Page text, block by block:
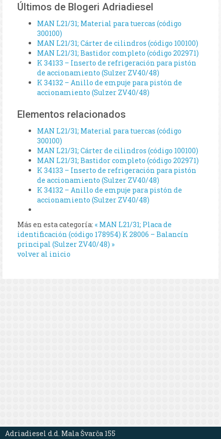
Últimos de Blogeri Adriadiesel
MAN L21/31; Material para tuercas (código
300100)
MAN L21/31; Cárter de cilindros (código 100100)
MAN L21/31; Bastidor completo (código 202971)
K 34133 – Inserto de refrigeración para pistón
de accionamiento (Sulzer ZV40/48)
K 34132 – Anillo de empuje para pistón de
accionamiento (Sulzer ZV40/48)
Elementos relacionados
MAN L21/31; Material para tuercas (código
300100)
MAN L21/31; Cárter de cilindros (código 100100)
MAN L21/31; Bastidor completo (código 202971)
K 34133 – Inserto de refrigeración para pistón
de accionamiento (Sulzer ZV40/48)
K 34132 – Anillo de empuje para pistón de
accionamiento (Sulzer ZV40/48)
Más en esta categoría: « MAN L21/31; Placa de
identificación (código 178954) K 28006 – Balancín
principal (Sulzer ZV40/48) »
volver al inicio
Adriadiesel d.d. Mala Švarča 155